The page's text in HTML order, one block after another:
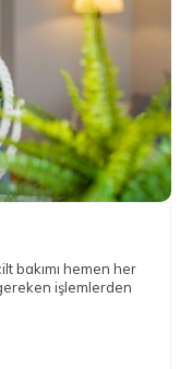
bakımı hemen her
işlemlerden